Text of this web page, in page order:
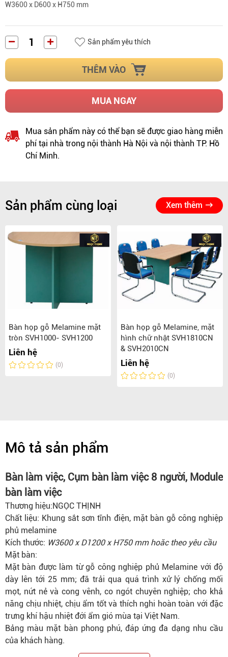
W3600 x D600 x H750 mm
Sản phẩm yêu thích
THÊM VÀO
MUA NGAY
Mua sản phẩm này có thể bạn sẽ được giao hàng miễn
phí tại nhà trong nội thành Hà Nội và nội thành TP. Hồ
Chí Minh.
Sản phẩm cùng loại Xem thêm
Bàn họp gỗ Melamine mặt
tròn SVH1000- SVH1200
Liên hệ
(0)
Bàn họp gỗ Melamine, mặt
hình chữ nhật SVH1810CN
& SVH2010CN
Liên hệ
(0)
Mô tả sản phẩm
Bàn làm việc, Cụm bàn làm việc 8 người, Module
bàn làm việc
Thương hiệu:NGỌC THỊNH
Chất liệu: Khung sắt sơn tĩnh điện, mặt bàn gỗ công nghiệp
phủ melamine
Kích thước: W3600 x D1200 x H750 mm hoăc theo yêu cầu
Mặt bàn:
Mặt bàn được làm từ gỗ công nghiệp phủ Melamine với độ
dày lên tới 25 mm; đã trải qua quá trình xử lý chống mối
mọt, nứt nẻ và cong vênh, co ngót chuyên nghiệp; cho khả
năng chịu nhiệt, chịu ẩm tốt và thích nghi hoàn toàn với đặc
trưng khí hậu nhiệt đới ẩm gió mùa tại Việt Nam.
Bảng màu mặt bàn phong phú, đáp ứng đa dạng nhu cầu
của khách hàng.